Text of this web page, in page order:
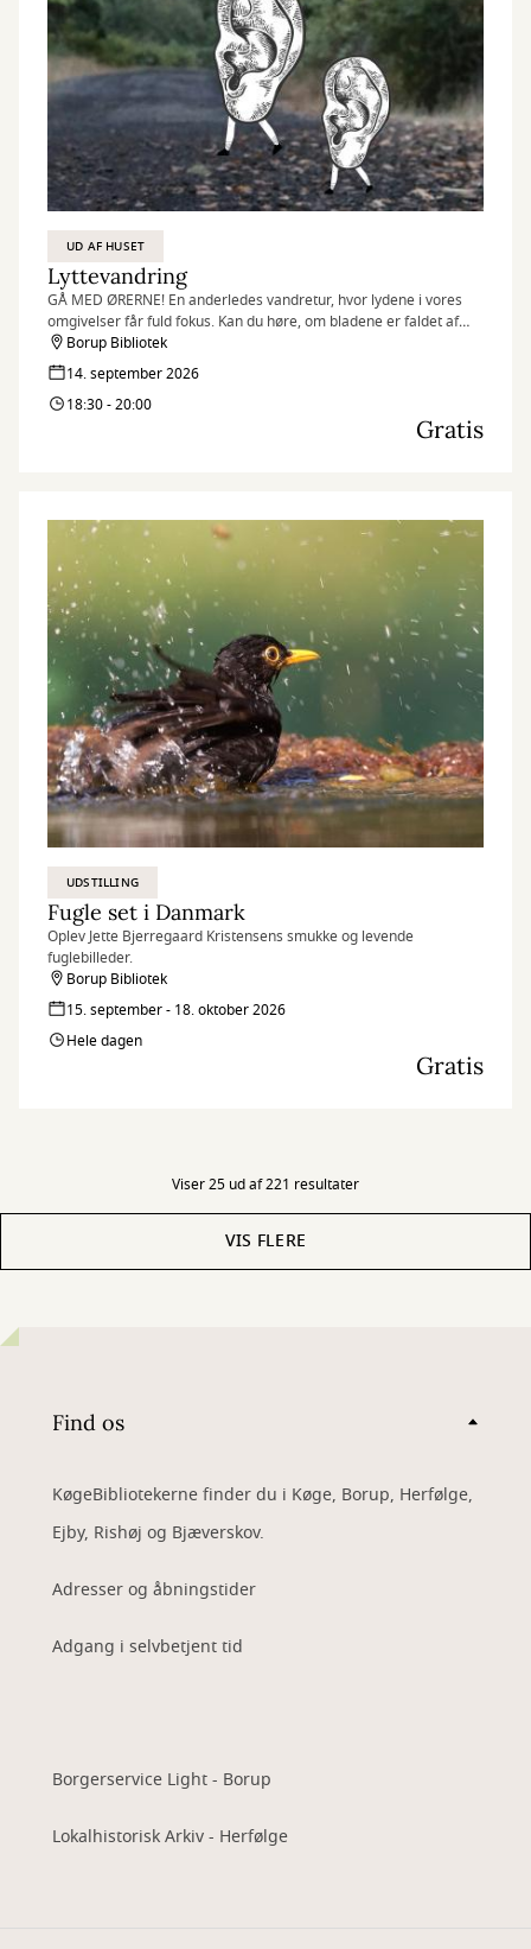
UD AF HUSET
Lyttevandring
GÅ MED ØRERNE! En anderledes vandretur, hvor lydene i vores
omgivelser får fuld fokus. Kan du høre, om bladene er faldet af
træerne?
Borup Bibliotek
14. september 2026
18:30 - 20:00
Gratis
UDSTILLING
Fugle set i Danmark
Oplev Jette Bjerregaard Kristensens smukke og levende
fuglebilleder.
Borup Bibliotek
15. september - 18. oktober 2026
Hele dagen
Gratis
Viser 25 ud af 221 resultater
VIS FLERE
Find os
KøgeBibliotekerne finder du i Køge, Borup, Herfølge,
Ejby, Rishøj og Bjæverskov.
Adresser og åbningstider
Adgang i selvbetjent tid
Borgerservice Light - Borup
Lokalhistorisk Arkiv - Herfølge